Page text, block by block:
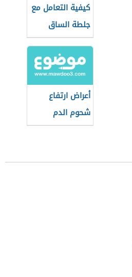
كيفية التعامل مع
جلطة الساق
أعراض ارتفاع
شحوم الدم